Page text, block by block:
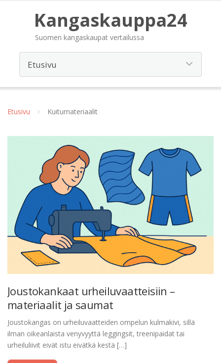
Kangaskauppa24
Suomen kangaskaupat vertailussa
Etusivu Kuitumateriaalit
Joustokankaat urheiluvaatteisiin –
materiaalit ja saumat
Joustokangas on urheiluvaatteiden ompelun kulmakivi, sillä
ilman oikeanlaista venyvyyttä leggingsit, treenipaidat tai
urheiluliivit eivät istu eivätkä kestä […]